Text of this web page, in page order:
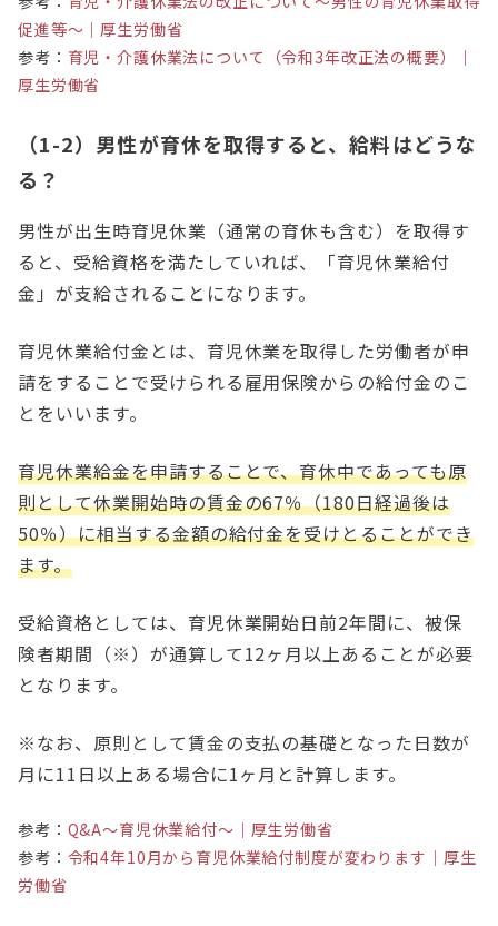
促進等～｜厚生労働省
参考： 育児・介護休業法について（令和3年改正法の概要）｜
厚生労働省
（1-2）男性が育休を取得すると、給料はどうな
る？
男性が出生時育児休業（通常の育休も含む）を取得す
ると、受給資格を満たしていれば、「育児休業給付
金」が支給されることになります。
育児休業給付金とは、育児休業を取得した労働者が申
請をすることで受けられる雇用保険からの給付金のこ
とをいいます。
育児休業給金を申請することで、育休中であっても原
則として休業開始時の賃金の67％（180日経過後は
50％）に相当する金額の給付金を受けとることができ
ます。
受給資格としては、育児休業開始日前2年間に、被保
険者期間（※）が通算して12ヶ月以上あることが必要
となります。
※なお、原則として賃金の支払の基礎となった日数が
月に11日以上ある場合に1ヶ月と計算します。
参考： Q&A～育児休業給付～｜厚生労働省
参考： 令和4年10月から育児休業給付制度が変わります｜厚生
労働省